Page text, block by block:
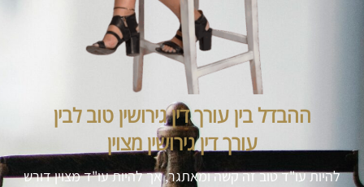
ההבדל בין עורך דין גירושין טוב לבין
עורך דין גירושין מצוין
להיות עו"ד טוב זה קשה ומאתגר, אך להיות עו"ד מצוין דורש